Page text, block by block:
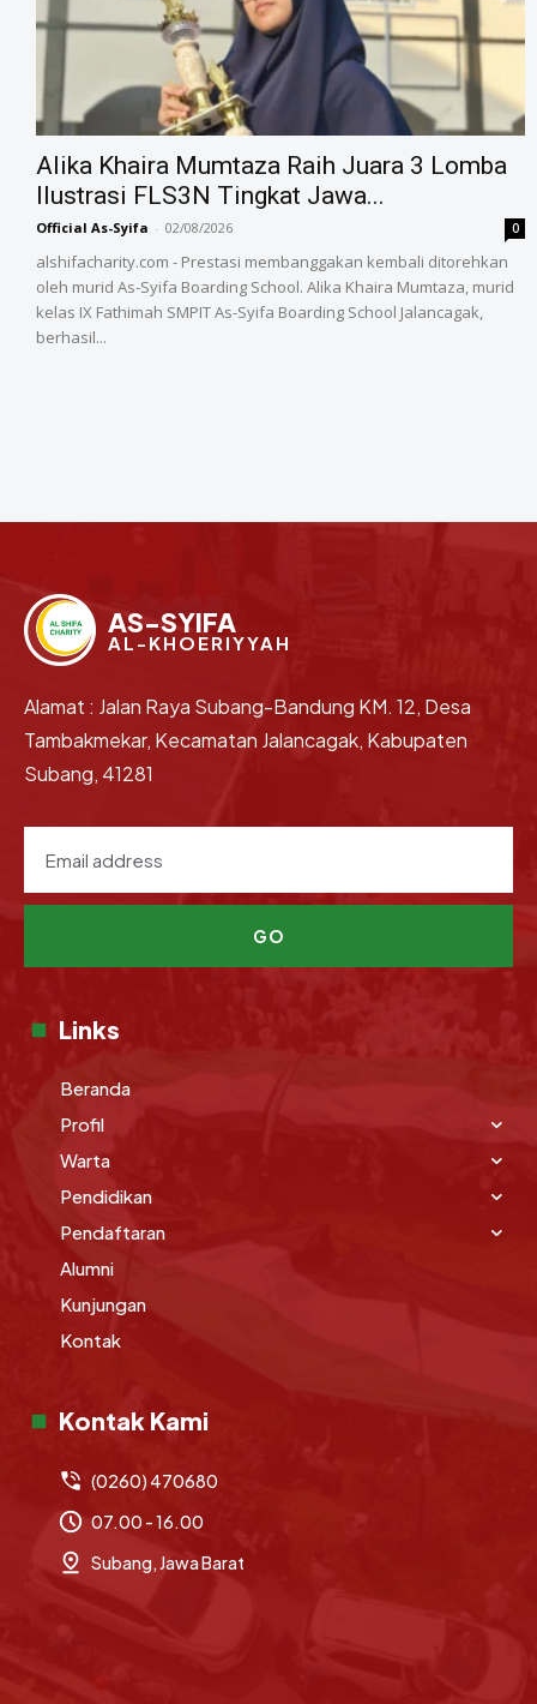
Alika Khaira Mumtaza Raih Juara 3 Lomba
Ilustrasi FLS3N Tingkat Jawa...
Official As-Syifa - 02/08/2026 0
alshifacharity.com - Prestasi membanggakan kembali ditorehkan
oleh murid As-Syifa Boarding School. Alika Khaira Mumtaza, murid
kelas IX Fathimah SMPIT As-Syifa Boarding School Jalancagak,
berhasil...
AS-SYIFA
AL-KHOERIYYAH
Alamat : Jalan Raya Subang-Bandung KM. 12, Desa
Tambakmekar, Kecamatan Jalancagak, Kabupaten
Subang, 41281
GO
Links
Beranda
Profil
Warta
Pendidikan
Pendaftaran
Alumni
Kunjungan
Kontak
Kontak Kami
(0260) 470680
07.00 - 16.00
Subang, Jawa Barat